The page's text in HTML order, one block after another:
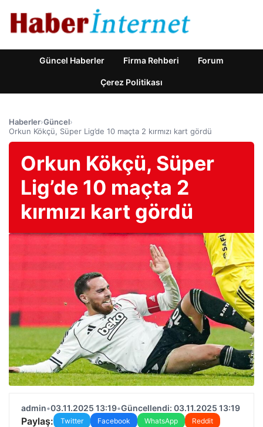
Güncel Haberler Firma Rehberi Forum
Çerez Politikası
Haberler›Güncel›
Orkun Kökçü, Süper Lig’de 10 maçta 2 kırmızı kart gördü
Orkun Kökçü, Süper
Lig’de 10 maçta 2
kırmızı kart gördü
admin•03.11.2025 13:19•Güncellendi: 03.11.2025 13:19
Paylaş: Twitter Facebook WhatsApp
Reddit